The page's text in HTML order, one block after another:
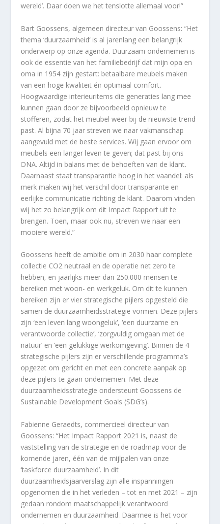
wereld’. Daar doen we het tenslotte allemaal voor!”
Bart Goossens, algemeen directeur van Goossens: “Het
thema ‘duurzaamheid’ is al jarenlang een belangrijk
onderwerp op onze agenda. Duurzaam ondernemen is
ook de essentie van het familiebedrijf dat mijn opa en
oma in 1954 zijn gestart: betaalbare meubels maken
van een hoge kwaliteit én optimaal comfort.
Hoogwaardige interieuritems die generaties lang mee
kunnen gaan door ze bijvoorbeeld opnieuw te
stofferen, zodat het meubel weer bij de nieuwste trend
past. Al bijna 70 jaar streven we naar vakmanschap
aangevuld met de beste services. Wij gaan ervoor om
meubels een langer leven te geven; dat past bij ons
DNA. Altijd in balans met de behoeften van de klant.
Daarnaast staat transparantie hoog in het vaandel: als
merk maken wij het verschil door transparante en
eerlijke communicatie richting de klant. Daarom vinden
wij het zo belangrijk om dit Impact Rapport uit te
brengen. Toen, maar ook nu, streven we naar een
mooiere wereld.”
Goossens heeft de ambitie om in 2030 haar complete
collectie CO2 neutraal en de operatie net zero te
hebben, en jaarlijks meer dan 250.000 mensen te
bereiken met woon- en werkgeluk. Om dit te kunnen
bereiken zijn er vier strategische pijlers opgesteld die
samen de duurzaamheidsstrategie vormen. Deze pijlers
zijn ‘een leven lang woongeluk’, ‘een duurzame en
verantwoorde collectie’, ‘zorgvuldig omgaan met de
natuur’ en ‘een gelukkige werkomgeving’. Binnen de 4
strategische pijlers zijn er verschillende programma’s
opgezet om gericht en met een concrete aanpak op
deze pijlers te gaan ondernemen. Met deze
duurzaamheidsstrategie ondersteunt Goossens de
Sustainable Development Goals (SDG’s).
Fabienne Geraedts, commercieel directeur van
Goossens: “Het Impact Rapport 2021 is, naast de
vaststelling van de strategie en de roadmap voor de
komende jaren, één van de mijlpalen van onze
‘taskforce duurzaamheid’. In dit
duurzaamheidsjaarverslag zijn alle inspanningen
opgenomen die in het verleden – tot en met 2021 – zijn
gedaan rondom maatschappelijk verantwoord
ondernemen en duurzaamheid. Daarmee is het voor